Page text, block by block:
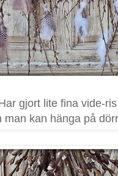
gjort lite fina vide-ris
man kan hänga på